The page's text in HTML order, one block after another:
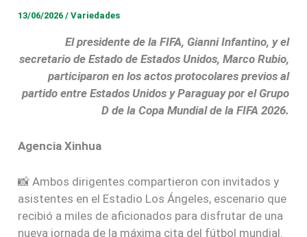
13/06/2026/Variedades
El presidente de la FIFA, Gianni Infantino, y el
secretario de Estado de Estados Unidos, Marco Rubio,
participaron en los actos protocolares previos al
partido entre Estados Unidos y Paraguay por el Grupo
D de la Copa Mundial de la FIFA 2026.
Agencia Xinhua
📸 Ambos dirigentes compartieron con invitados y
asistentes en el Estadio Los Ángeles, escenario que
recibió a miles de aficionados para disfrutar de una
nueva jornada de la máxima cita del fútbol mundial.